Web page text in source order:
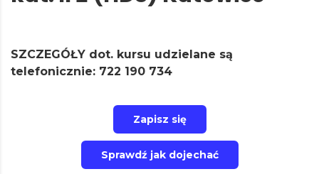
SZCZEGÓŁY dot. kursu udzielane są
telefonicznie: 722 190 734
Zapisz się
Sprawdź jak dojechać